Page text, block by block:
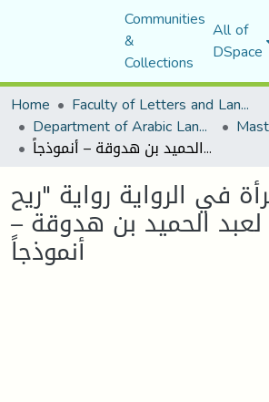
Communities
&
Collections
All of
DSpace
Home
Faculty of Letters and Languages
Department of Arabic Language and Literature
صورة المرأة في الرواية رواية "ريح الجنوب" لعبد الحميد بن هدوقة – أنموذجاً
في الرواية رواية "ريح
لعبد الحميد بن هدوقة –
أنموذجاً